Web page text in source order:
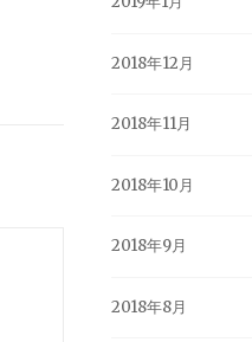
2018年12月
2018年11月
2018年10月
2018年9月
2018年8月